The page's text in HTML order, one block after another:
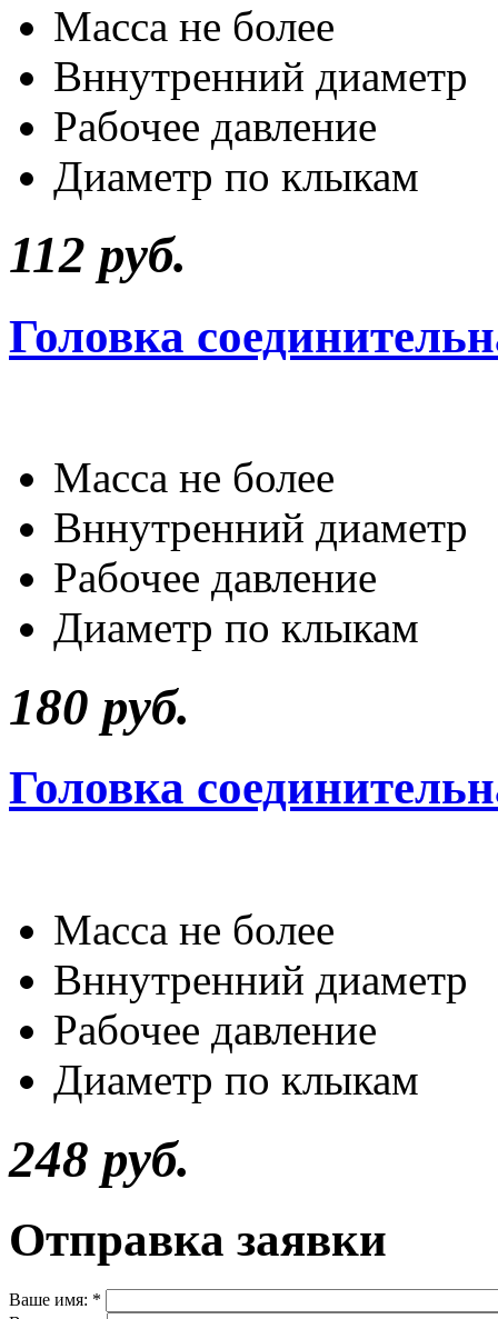
Масса не
Вннутренний
Рабочее
Диаметр по
112 руб.
Головка
Масса не
Вннутренний
Рабочее
Диаметр по
180 руб.
Головка
Масса не
Вннутренний
Рабочее
Диаметр по
248 руб.
Отправка заявки
Ваше имя: *